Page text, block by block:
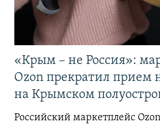
«Крым – не Россия»:
Ozon прекратил прием
на Крымском
Российский маркетплейс